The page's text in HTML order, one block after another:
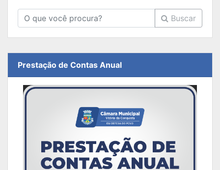
Buscar
Prestação de Contas Anual